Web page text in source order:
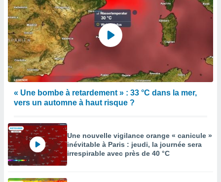
« Une bombe à retardement » : 33 °C dans la mer,
vers un automne à haut risque ?
Une nouvelle vigilance orange « canicule »
inévitable à Paris : jeudi, la journée sera
irrespirable avec près de 40 °C